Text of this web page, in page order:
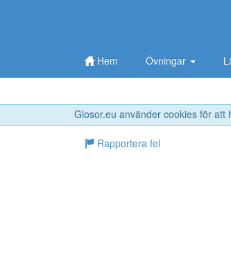
Glosor.eu använder cookies för
Hem Övningar
Rapportera fel